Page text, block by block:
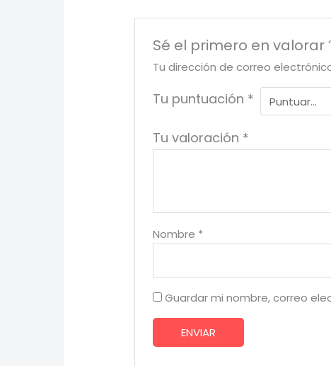
Sé el primero en valorar
Tu dirección de correo
Tu puntuación *
Tu valoración *
Nombre *
Guardar mi nombre, correo